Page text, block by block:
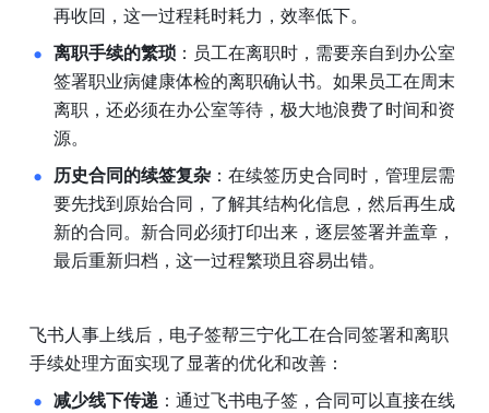
再收回，这一过程耗时耗力，效率低下。
离职手续的繁琐 ：员工在离职时，需要亲自到办公室
签署职业病健康体检的离职确认书。如果员工在周末
离职，还必须在办公室等待，极大地浪费了时间和资
源。
历史合同的续签复杂 ：在续签历史合同时，管理层需
要先找到原始合同，了解其结构化信息，然后再生成
新的合同。新合同必须打印出来，逐层签署并盖章，
最后重新归档，这一过程繁琐且容易出错。
飞书人事上线后，电子签帮三宁化工在合同签署和离职
手续处理方面实现了显著的优化和改善：
减少线下传递 ：通过飞书电子签，合同可以直接在线